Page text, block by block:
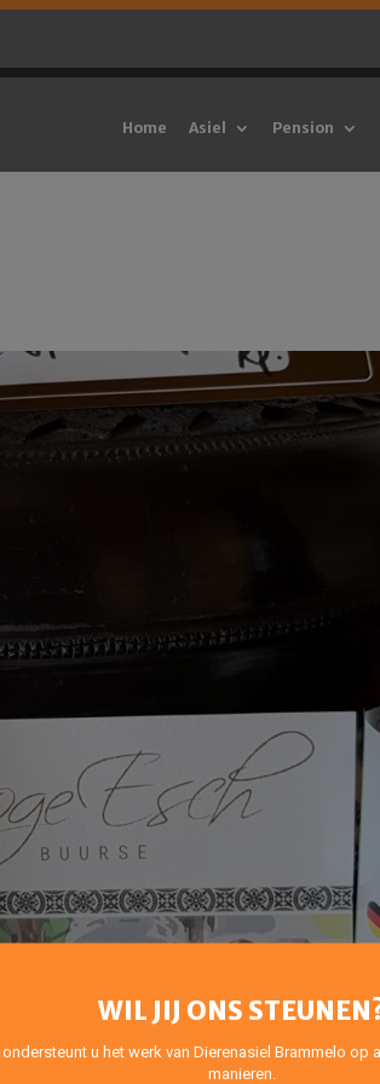
Home Asiel Pension
WIL JIJ ONS
u het werk van Dierenasiel Brammelo op
manieren.